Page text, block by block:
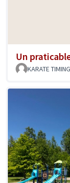
Un
KARATE